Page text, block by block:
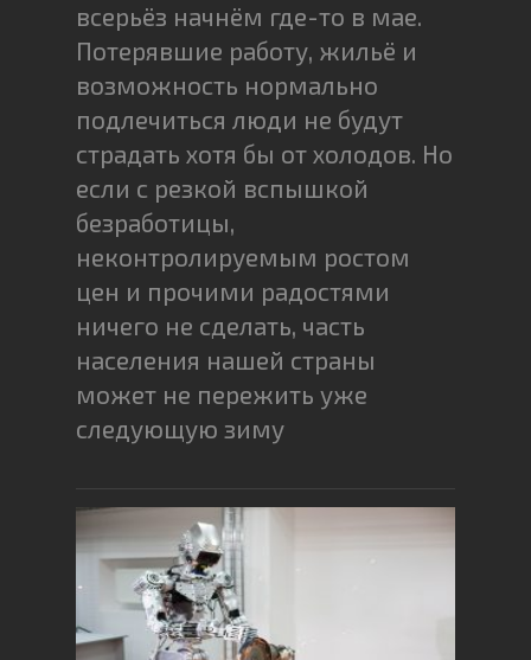
всерьёз начнём где-то в мае.
Потерявшие работу, жильё и
возможность нормально
подлечиться люди не будут
страдать хотя бы от холодов. Но
если с резкой вспышкой
безработицы,
неконтролируемым ростом
цен и прочими радостями
ничего не сделать, часть
населения нашей страны
может не пережить уже
следующую зиму